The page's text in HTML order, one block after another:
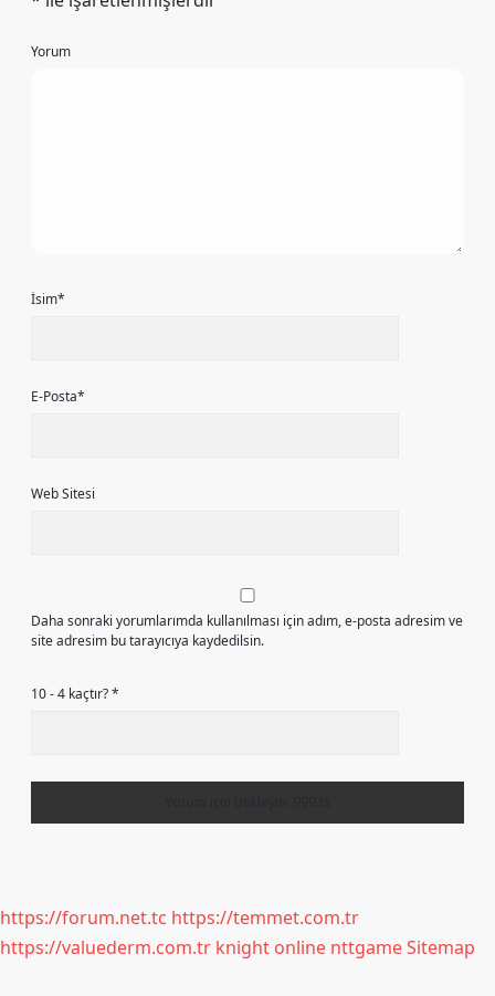
Yorum
İsim*
E-Posta*
Web Sitesi
Daha sonraki yorumlarımda kullanılması için adım, e-posta adresim ve
site adresim bu tarayıcıya kaydedilsin.
10 - 4 kaçtır?*
https://forum.net.tc https://temmet.com.tr
https://valuederm.com.tr knight online nttgameSitemap